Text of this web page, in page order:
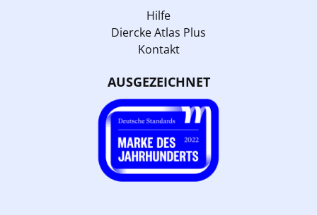
Hilfe
Diercke Atlas Plus
Kontakt
AUSGEZEICHNET